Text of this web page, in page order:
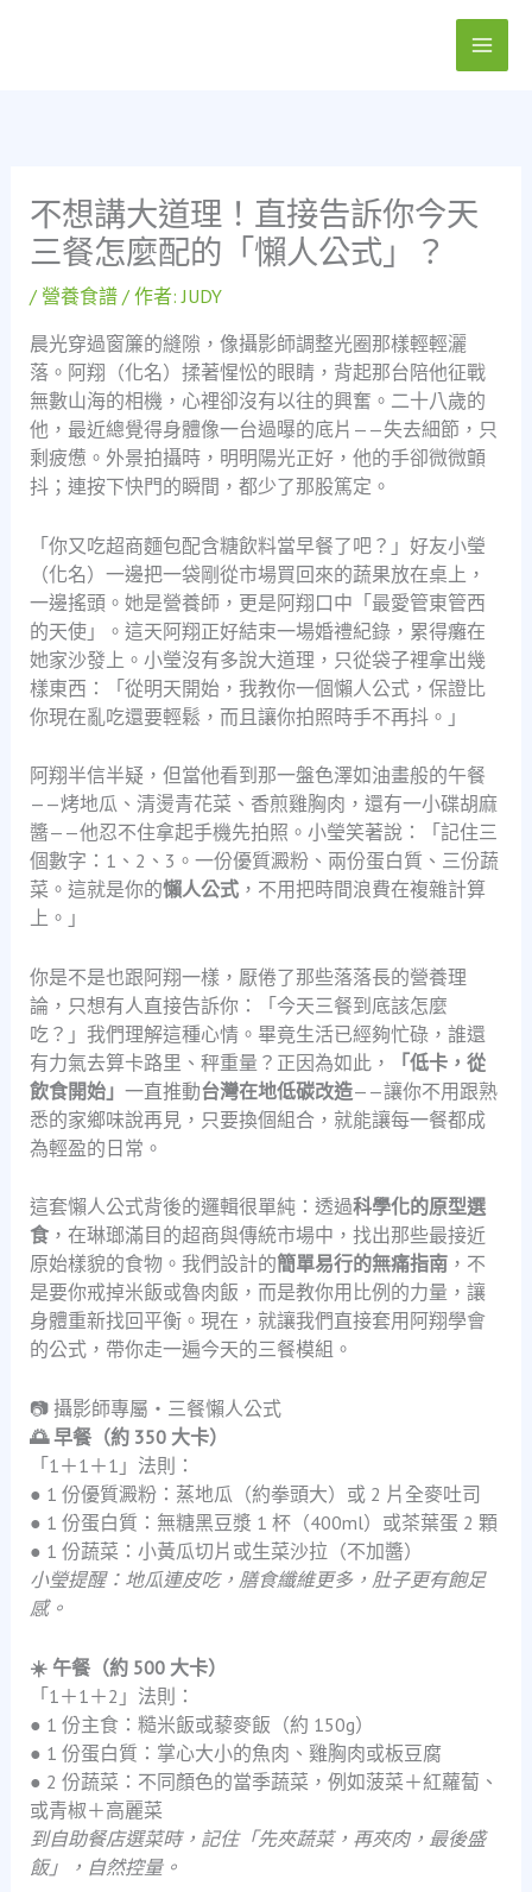
不想講大道理！直接告訴你今天
三餐怎麼配的「懶人公式」？
/ 營養食譜/ 作者:JUDY
晨光穿過窗簾的縫隙，像攝影師調整光圈那樣輕輕灑
落。阿翔（化名）揉著惺忪的眼睛，背起那台陪他征戰
無數山海的相機，心裡卻沒有以往的興奮。二十八歲的
他，最近總覺得身體像一台過曝的底片——失去細節，只
剩疲憊。外景拍攝時，明明陽光正好，他的手卻微微顫
抖；連按下快門的瞬間，都少了那股篤定。
「你又吃超商麵包配含糖飲料當早餐了吧？」好友小瑩
（化名）一邊把一袋剛從市場買回來的蔬果放在桌上，
一邊搖頭。她是營養師，更是阿翔口中「最愛管東管西
的天使」。這天阿翔正好結束一場婚禮紀錄，累得癱在
她家沙發上。小瑩沒有多說大道理，只從袋子裡拿出幾
樣東西：「從明天開始，我教你一個懶人公式，保證比
你現在亂吃還要輕鬆，而且讓你拍照時手不再抖。」
阿翔半信半疑，但當他看到那一盤色澤如油畫般的午餐
——烤地瓜、清燙青花菜、香煎雞胸肉，還有一小碟胡麻
醬——他忍不住拿起手機先拍照。小瑩笑著說：「記住三
個數字：1、2、3。一份優質澱粉、兩份蛋白質、三份蔬
菜。這就是你的懶人公式，不用把時間浪費在複雜計算
上。」
你是不是也跟阿翔一樣，厭倦了那些落落長的營養理
論，只想有人直接告訴你：「今天三餐到底該怎麼
吃？」我們理解這種心情。畢竟生活已經夠忙碌，誰還
有力氣去算卡路里、秤重量？正因為如此，
「低卡，從
飲食開始」 一直推動台灣在地低碳改造——讓你不用跟熟
悉的家鄉味說再見，只要換個組合，就能讓每一餐都成
為輕盈的日常。
這套懶人公式背後的邏輯很單純：透過科學化的原型選
食，在琳瑯滿目的超商與傳統市場中，找出那些最接近
原始樣貌的食物。我們設計的簡單易行的無痛指南，不
是要你戒掉米飯或魯肉飯，而是教你用比例的力量，讓
身體重新找回平衡。現在，就讓我們直接套用阿翔學會
的公式，帶你走一遍今天的三餐模組。
📷 攝影師專屬・三餐懶人公式
🌅 早餐（約 350 大卡）
「1＋1＋1」法則：
● 1 份優質澱粉：蒸地瓜（約拳頭大）或 2 片全麥吐司
● 1 份蛋白質：無糖黑豆漿 1 杯（400ml）或茶葉蛋 2 顆
● 1 份蔬菜：小黃瓜切片或生菜沙拉（不加醬）
小瑩提醒：地瓜連皮吃，膳食纖維更多，肚子更有飽足
感。
☀️ 午餐（約 500 大卡）
「1＋1＋2」法則：
● 1 份主食：糙米飯或藜麥飯（約 150g）
● 1 份蛋白質：掌心大小的魚肉、雞胸肉或板豆腐
● 2 份蔬菜：不同顏色的當季蔬菜，例如菠菜＋紅蘿蔔、
或青椒＋高麗菜
到自助餐店選菜時，記住「先夾蔬菜，再夾肉，最後盛
飯」，自然控量。